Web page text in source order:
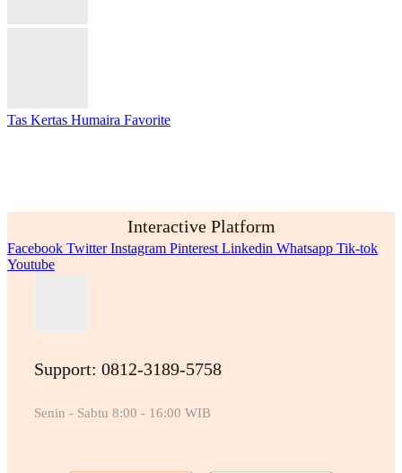
Tas Kertas Humaira Favorite
Interactive Platform
Facebook Twitter Instagram Pinterest Linkedin Whatsapp Tik-tok
Youtube
Support: 0812-3189-5758
Senin - Sabtu 8:00 - 16:00 WIB